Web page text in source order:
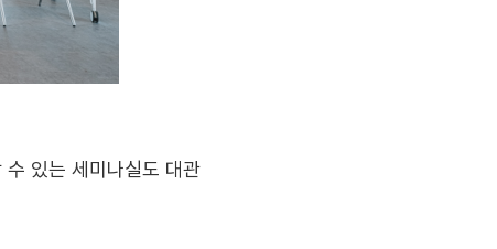
있는 세미나실도 대관